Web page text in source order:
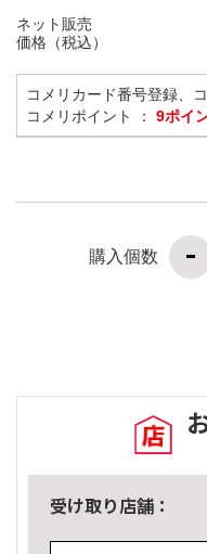
ネット販売
価格（税込）
コメリカード番号登録、
コメリポイント ： 9ポイ
購入個数
受け取り店舗：